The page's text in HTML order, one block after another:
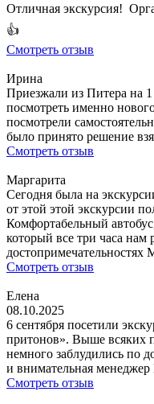
Отличная экскурсия!
👍
Смотреть отзыв
Ирина
Приезжали из Питера на
посмотреть именно
посмотрели
было принято решение
Смотреть отзыв
Маргарита
Сегодня была на
от этой этой экскурсии
Комфортабельный
который все три часа нам
достопримечательностях
Смотреть отзыв
Елена
08.10.2025
6 сентября посетили
притонов». Выше всяких
немного заблудились по
и внимательная
Смотреть отзыв